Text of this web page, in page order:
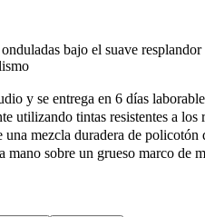
bajo el suave resplandor
y se entrega en 6 días
utilizando tintas resistentes a
mezcla duradera de
mano sobre un grueso marco